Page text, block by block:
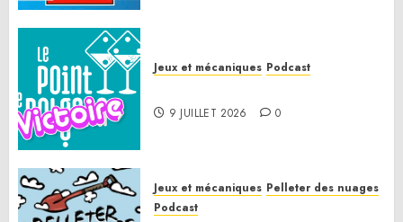
Jeux et mécaniques Podcast
9 JUILLET 2026 0
Jeux et mécaniques Pelleter des nuages
Podcast